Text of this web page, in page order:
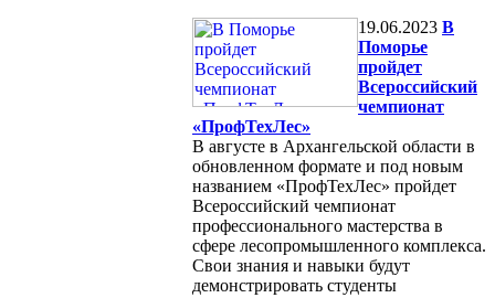
19.06.2023 В
Поморье
пройдет
Всероссийский
чемпионат
«ПрофТехЛес»
В августе в Архангельской области в
обновленном формате и под новым
названием «ПрофТехЛес» пройдет
Всероссийский чемпионат
профессионального мастерства в
сфере лесопромышленного комплекса.
Свои знания и навыки будут
демонстрировать студенты